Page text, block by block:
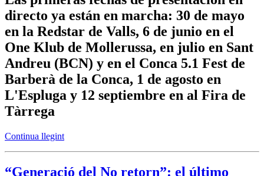
directo ya están en marcha: 30 de mayo
en la Redstar de Valls, 6 de junio en el
One Klub de Mollerussa, en julio en Sant
Andreu (BCN) y en el Conca 5.1 Fest de
Barberà de la Conca, 1 de agosto en
L'Espluga y 12 septiembre en al Fira de
Tàrrega
Continua llegint
“Generació del No retorn”: el último